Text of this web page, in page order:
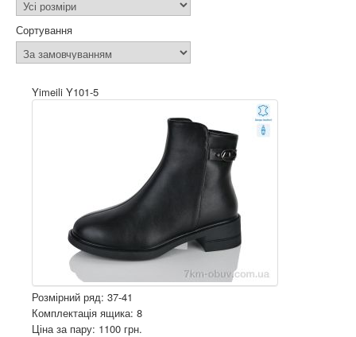
Сортування
Yimeili Y101-5
Розмірний ряд: 37-41
Комплектація ящика: 8
Ціна за пару: 1100 грн.